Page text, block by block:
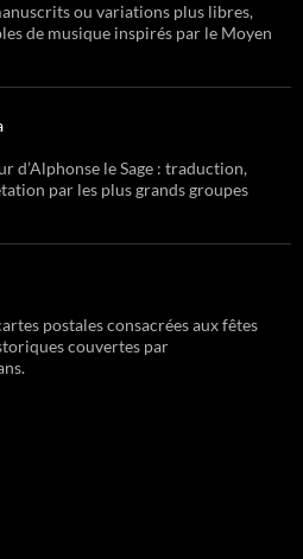
ou variations plus libres,
de musique inspirés par le Moyen
d’Alphonse le Sage : traduction,
par les plus grands groupes
postales consacrées aux fêtes
couvertes par